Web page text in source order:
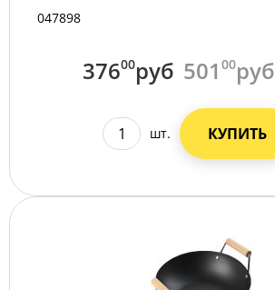
047898
37600руб 501 00руб
шт. КУПИТЬ